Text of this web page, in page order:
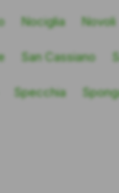
Nociglia Novoli
San Cassiano
Specchia